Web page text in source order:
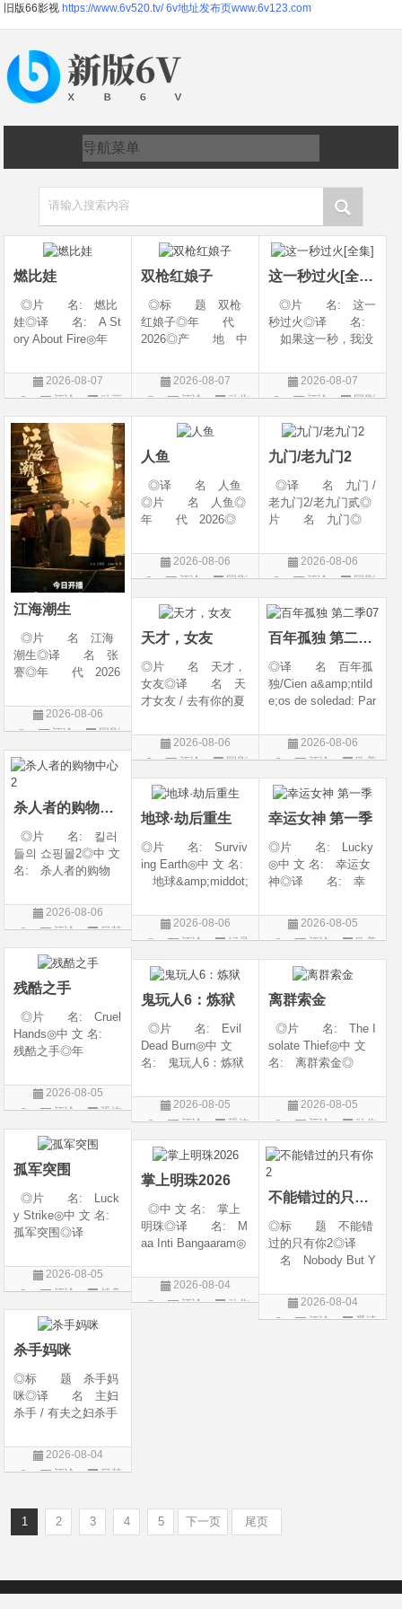
旧版66影视 https://www.6v520.tv/ 6v地址发布页www.6v123.com
请输入搜索内容
燃比娃
◎片 名: 燃比
娃◎译 名: A St
ory About Fire◎年
地: 中国大陆◎
类 别: 动画 / 奇
汉语普通话◎上映
日期: 202
2026-08-07
评论
动画
片
双枪红娘子
◎标 题 双枪
红娘子◎年 代
2026◎产 地 中
剧情 / 动作 / 战争◎
上映日期 2026-08-
链接 https://movie.
douban.com/s
2026-08-07
评论
动作
片
这一秒过火[全集]
◎片 名: 这一
秒过火◎译 名:
如果这一秒，我没
年 代: 2026◎
产 地: 中国大
情 / 爱情◎语 言:
汉语普通话◎上映
2026-08-07
评论
国剧
江海潮生
◎片 名 江海
潮生◎译 名 张
謇◎年 代 2026
陆◎类 别 传记
/ 历史 / 古装◎语
上映日期 2026-07-
20(中国大陆)◎
2026-08-06
评论
国剧
人鱼
◎译 名 人鱼
◎片 名 人鱼◎
年 代 2026◎
◎类 别 剧情 /
悬疑◎语 言 汉
期 2026-08-04(中国
大陆)◎IMDb链接 t
2026-08-06
评论
国剧
九门/老九门2
◎译 名 九门 /
老九门2/老九门贰◎
片 名 九门◎
产 地 中国大陆
◎类 别 剧情 /
言 汉语普通话◎上
映日期 2026-07
2026-08-06
评论
国剧
天才，女友
◎片 名 天才，
女友◎译 名 天
才女友 / 去有你的夏
年 代 2026◎
产 地 中国大陆
爱情◎语 言 汉
语普通话◎上映日期
2026-08-06
评论
国剧
百年孤独 第二季07
◎译 名 百年孤
独/Cien a&amp;ntild
e;os de soledad: Par
ears of Solitude/One
Hundred Years of So
寂/百年孤寂：第一
部(台)/百年孤
2026-08-06
评论
欧美
剧
杀人者的购物中心2
◎片 名: 킬러
들의 쇼핑몰2◎中 文
名: 杀人者的购物
A Shop for Killers S
2 / A Shop for Killers
代: 2026◎产
地: 韩国
2026-08-06
评论
日韩
剧
地球·劫后重生
◎片 名: Surviv
ing Earth◎中 文 名:
地球&amp;middot;
名: 幸存地球◎
年 代: 2026◎
类 别: 纪录片
◎语 言: 英语
◎上映
2026-08-06
评论
纪录
片
幸运女神 第一季
◎片 名: Lucky
◎中 文 名: 幸运女
神◎译 名: 幸
6◎产 地: 美国
◎类 别: 剧情 /
英语◎上映日期: 2
026-07-15(美国)
2026-08-05
评论
欧美
剧
残酷之手
◎片 名: Cruel
Hands◎中 文 名:
残酷之手◎年
地: 澳大利亚◎
类 别: 惊悚 / 恐
语◎上映日期: 202
6-07-24(澳大利亚)
2026-08-05
评论
恐怖
片
鬼玩人6：炼狱
◎片 名: Evil
Dead Burn◎中 文
名: 鬼玩人6：炼狱
焚场(台) / 鬼玩人6：
燃烧 / 鬼玩人崛起衍
2026◎产 地:
美国◎类 别:
2026-08-05
评论
恐怖
片
离群索金
◎片 名: The I
solate Thief◎中 文
名: 离群索金◎
产 地: 美国◎
类 别: 西部◎
上映日期: 2026-07-
10(美国)◎IMDb评分
2026-08-05
评论
动作
片
孤军突围
◎片 名: Luck
y Strike◎中 文 名:
孤军突围◎译
年 代: 2026◎
产 地: 美国◎
作 / 战争◎语 言:
英语◎上映日
2026-08-05
评论
战争
片
掌上明珠2026
◎中 文 名: 掌上
明珠◎译 名: M
aa Inti Bangaaram◎
产 地: 印度◎
类 别: 动作 / 惊
2026-08-04
评论
动作
不能错过的只有你2
◎标 题 不能错
过的只有你2◎译
名 Nobody But Y
26◎产 地 中国
大陆◎类 别 喜
2026-08-04
评论
爱情
杀手妈咪
◎标 题 杀手妈
咪◎译 名 主妇
杀手 / 有夫之妇杀手
ler / A Bona Fide Kill
er◎年 代 2026
悚◎语
2026-08-04
评论
日韩
1 2 3 4 5 下一页 尾页